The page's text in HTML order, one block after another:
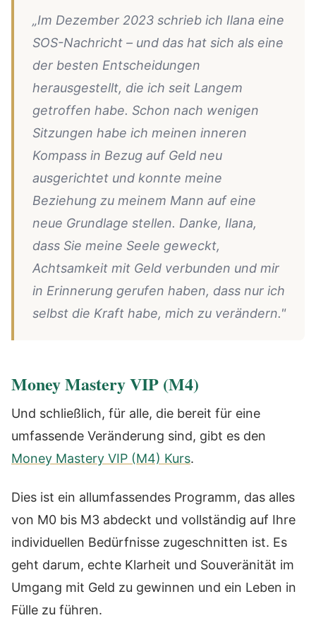
„Im Dezember 2023 schrieb ich Ilana eine
SOS-Nachricht – und das hat sich als eine
der besten Entscheidungen
herausgestellt, die ich seit Langem
getroffen habe. Schon nach wenigen
Sitzungen habe ich meinen inneren
Kompass in Bezug auf Geld neu
ausgerichtet und konnte meine
Beziehung zu meinem Mann auf eine
neue Grundlage stellen. Danke, Ilana,
dass Sie meine Seele geweckt,
Achtsamkeit mit Geld verbunden und mir
in Erinnerung gerufen haben, dass nur ich
selbst die Kraft habe, mich zu verändern."
Money Mastery VIP (M4)
Und schließlich, für alle, die bereit für eine
umfassende Veränderung sind, gibt es den
Money Mastery VIP (M4) Kurs.
Dies ist ein allumfassendes Programm, das alles
von M0 bis M3 abdeckt und vollständig auf Ihre
individuellen Bedürfnisse zugeschnitten ist. Es
geht darum, echte Klarheit und Souveränität im
Umgang mit Geld zu gewinnen und ein Leben in
Fülle zu führen.